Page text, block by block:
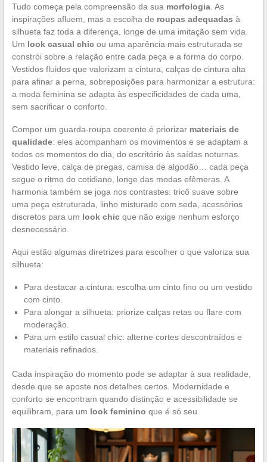
Tudo começa pela compreensão da sua morfologia. As
inspirações afluem, mas a escolha de roupas adequadas à
silhueta faz toda a diferença, longe de uma imitação sem vida.
Um look casual chicou uma aparência mais estruturada se
constrói sobre a relação entre cada peça e a forma do corpo.
Vestidos fluidos que valorizam a cintura, calças de cintura alta
para afinar a perna, sobreposições para harmonizar a estrutura:
a moda feminina se adapta às especificidades de cada uma,
sem sacrificar o conforto.
Compor um guarda-roupa coerente é priorizar materiais de
qualidade: eles acompanham os movimentos e se adaptam a
todos os momentos do dia, do escritório às saídas noturnas.
Vestido leve, calça de pregas, camisa de algodão… cada peça
segue o ritmo do cotidiano, longe das modas efêmeras. A
harmonia também se joga nos contrastes: tricô suave sobre
uma peça estruturada, linho misturado com seda, acessórios
discretos para um look chicque não exige nenhum esforço
desnecessário.
Aqui estão algumas diretrizes para escolher o que valoriza sua
silhueta:
Para destacar a cintura: escolha um cinto fino ou um vestido
com cinto.
Para alongar a silhueta: priorize calças retas ou flare com
moderação.
Para um estilo casual chic: alterne cortes descontraídos e
materiais refinados.
Cada inspiração do momento pode se adaptar à sua realidade,
desde que se aposte nos detalhes certos. Modernidade e
conforto se encontram quando distinção e acessibilidade se
equilibram, para um look feminino que é só seu.